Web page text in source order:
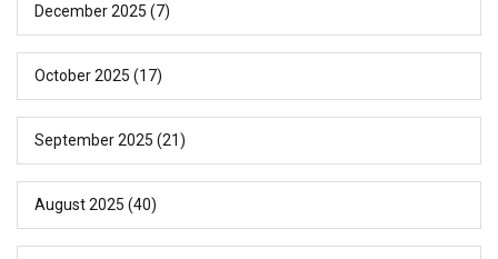
December 2025 (7)
October 2025 (17)
September 2025 (21)
August 2025 (40)